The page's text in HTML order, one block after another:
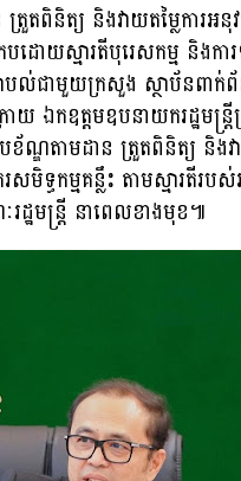
ត្រួតពិនិត្យ និងវាយតម្លៃកា
ដោយស្មារតីបុរេសកម្ម និង
ល់ជាមួយក្រសួង ស្ថាប័នពាក់ព័
ឯកឧត្តមឧបនាយករដ្ឋមន្រ្
ណ្ឌតាមដាន ត្រួតពិនិត្យ និងវា
មគន្លឹះ តាមស្មារតីរបស់អង្
ដ្ឋមន្ត្រី នាពេលខាងមុខ៕